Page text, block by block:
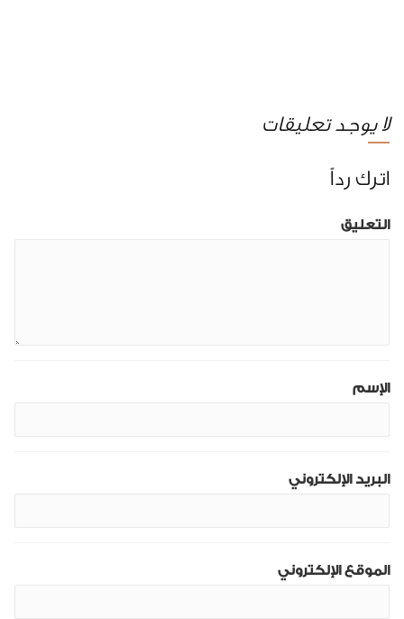
لا يوجد تعليقات
اترك رداً
التعليق
الإسم
البريد الإلكتروني
الموقع الإلكتروني